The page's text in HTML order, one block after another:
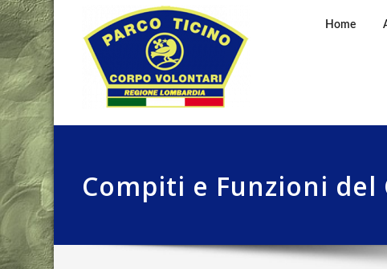
Home
Compiti e Funzioni del